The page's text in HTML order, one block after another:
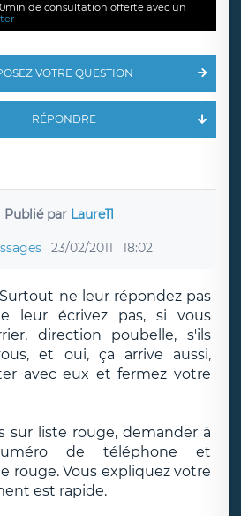
de consultation offerte avec un
VOTRE QUESTION
RÉPONDRE
Publié par Laure11
23/02/2011 18:02
ne leur répondez pas
leur écrivez pas, si vous
direction poubelle, s'ils
et oui, ça arrive aussi,
avec eux et fermez votre
sur liste rouge, demander à
de téléphone et
rouge. Vous expliquez votre
est rapide.